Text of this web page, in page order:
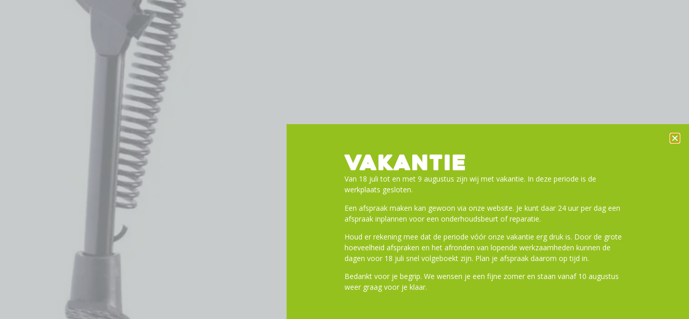
VAKANTIE
Van 18 juli tot en met 9 augustus zijn wij met vakantie. In deze periode is de
werkplaats gesloten.
Een afspraak maken kan gewoon via onze website. Je kunt daar 24 uur per dag een
afspraak inplannen voor een onderhoudsbeurt of reparatie.
Houd er rekening mee dat de periode vóór onze vakantie erg druk is. Door de grote
hoeveelheid afspraken en het afronden van lopende werkzaamheden kunnen de
dagen voor 18 juli snel volgeboekt zijn. Plan je afspraak daarom op tijd in.
Bedankt voor je begrip. We wensen je een fijne zomer en staan vanaf 10 augustus
weer graag voor je klaar.